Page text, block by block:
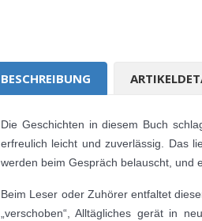
BESCHREIBUNG
Die Geschichten in diesem Buch
erfreulich leicht und zuverlässig. Das
werden beim Gespräch belauscht, und
Beim Leser oder Zuhörer entfaltet
„verschoben“, Alltägliches gerät in